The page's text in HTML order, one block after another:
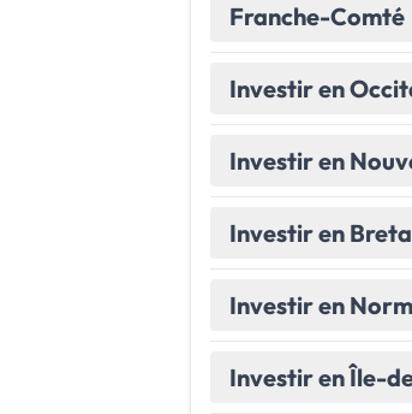
Franche-Comté
Investir en
Investir en
Investir en
Investir en
Investir en Île-